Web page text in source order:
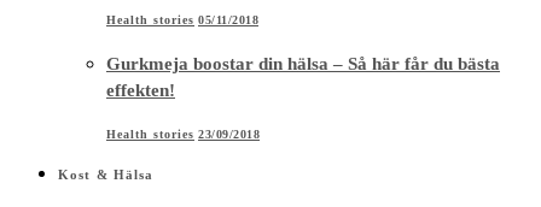
Health stories 05/11/2018
Gurkmeja boostar din hälsa – Så här får du bästa
effekten!
Health stories 23/09/2018
Kost & Hälsa